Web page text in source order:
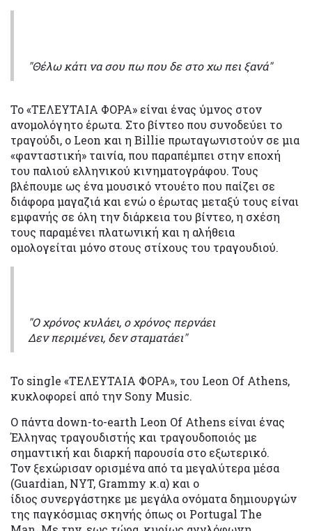
"Θέλω κάτι να σου πω που δε στο χω πει ξανά"
Το «ΤΕΛΕΥΤΑΙΑ ΦΟΡΑ» είναι ένας ύμνος στον
ανομολόγητο έρωτα. Στο βίντεο που συνοδεύει το
τραγούδι, ο Leon και η Billie πρωταγωνιστούν σε μια
«φανταστική» ταινία, που παραπέμπει στην εποχή
του παλιού ελληνικού κινηματογράφου. Τους
βλέπουμε ως ένα μουσικό ντουέτο που παίζει σε
διάφορα μαγαζιά και ενώ ο έρωτας μεταξύ τους είναι
εμφανής σε όλη την διάρκεια του βίντεο, η σχέση
τους παραμένει πλατωνική και η αλήθεια
ομολογείται μόνο στους στίχους του τραγουδιού.
"Ο χρόνος κυλάει, ο χρόνος περνάει
Δεν περιμένει, δεν σταματάει"
Το single «ΤΕΛΕΥΤΑΙΑ ΦΟΡΑ», του Leon Of Athens,
κυκλοφορεί από την Sony Music.
Ο πάντα down-to-earth Leon Οf Athens είναι ένας
Έλληνας τραγουδιστής και τραγουδοποιός με
σημαντική και διαρκή παρουσία στο εξωτερικό.
Τον ξεχώρισαν ορισμένα από τα μεγαλύτερα μέσα
(Guardian, NYT, Grammy κ.α) και ο
ίδιος συνεργάστηκε με μεγάλα ονόματα δημιουργών
της παγκόσμιας σκηνής όπως οι Portugal The